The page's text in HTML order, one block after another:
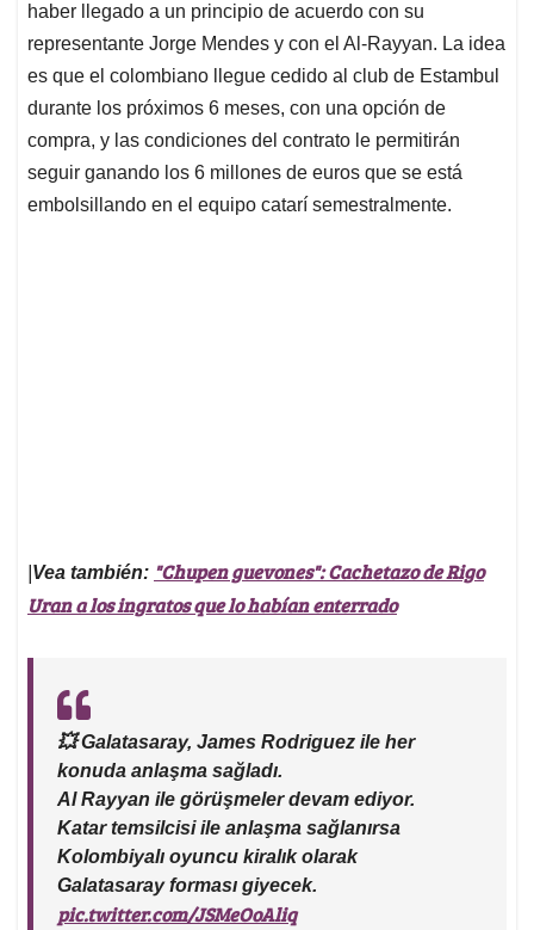
haber llegado a un principio de acuerdo con su
representante Jorge Mendes y con el Al-Rayyan. La idea
es que el colombiano llegue cedido al club de Estambul
durante los próximos 6 meses, con una opción de
compra, y las condiciones del contrato le permitirán
seguir ganando los 6 millones de euros que se está
embolsillando en el equipo catarí semestralmente.
Vea también: "Chupen guevones": Cachetazo de Rigo
Uran a los ingratos que lo habían enterrado
💥 Galatasaray, James Rodriguez ile her
konuda anlaşma sağladı.
Al Rayyan ile görüşmeler devam ediyor.
Katar temsilcisi ile anlaşma sağlanırsa
Kolombiyalı oyuncu kiralık olarak
Galatasaray forması giyecek.
pic.twitter.com/JSMeOoAliq